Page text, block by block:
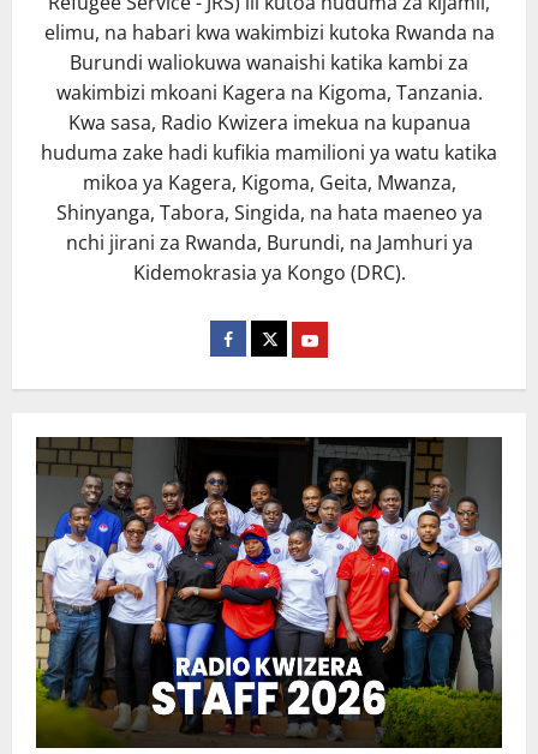
elimu, na habari kwa wakimbizi kutoka Rwanda na
Burundi waliokuwa wanaishi katika kambi za
wakimbizi mkoani Kagera na Kigoma, Tanzania.
Kwa sasa, Radio Kwizera imekua na kupanua
huduma zake hadi kufikia mamilioni ya watu katika
mikoa ya Kagera, Kigoma, Geita, Mwanza,
Shinyanga, Tabora, Singida, na hata maeneo ya
nchi jirani za Rwanda, Burundi, na Jamhuri ya
Kidemokrasia ya Kongo (DRC).